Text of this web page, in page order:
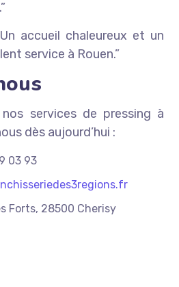
accueil chaleureux et un
service à Rouen.”
services de pressing à
dès aujourd’hui :
03 93
Forts, 28500 Cherisy